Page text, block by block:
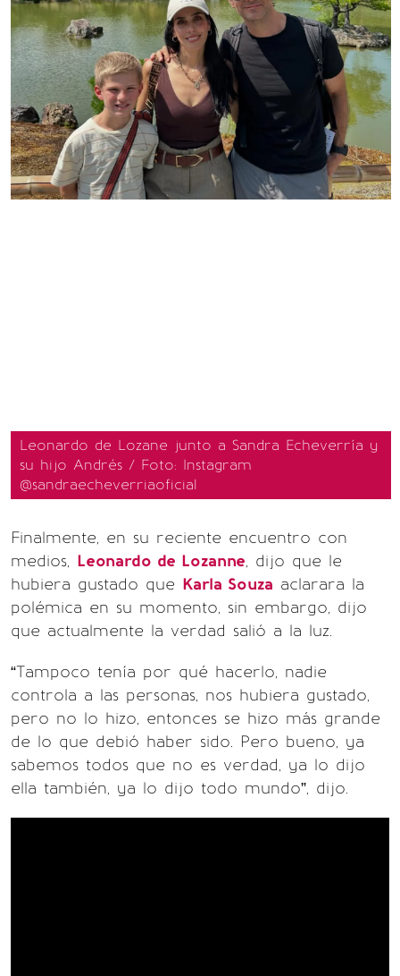
Leonardo de Lozane junto a Sandra Echeverría y
su hijo Andrés / Foto: Instagram
@sandraecheverriaoficial
Finalmente, en su reciente encuentro con
medios, Leonardo de Lozanne, dijo que le
hubiera gustado que Karla Souza aclarara la
polémica en su momento, sin embargo, dijo
que actualmente la verdad salió a la luz.
“Tampoco tenía por qué hacerlo, nadie
controla a las personas, nos hubiera gustado,
pero no lo hizo, entonces se hizo más grande
de lo que debió haber sido. Pero bueno, ya
sabemos todos que no es verdad, ya lo dijo
ella también, ya lo dijo todo mundo”, dijo.